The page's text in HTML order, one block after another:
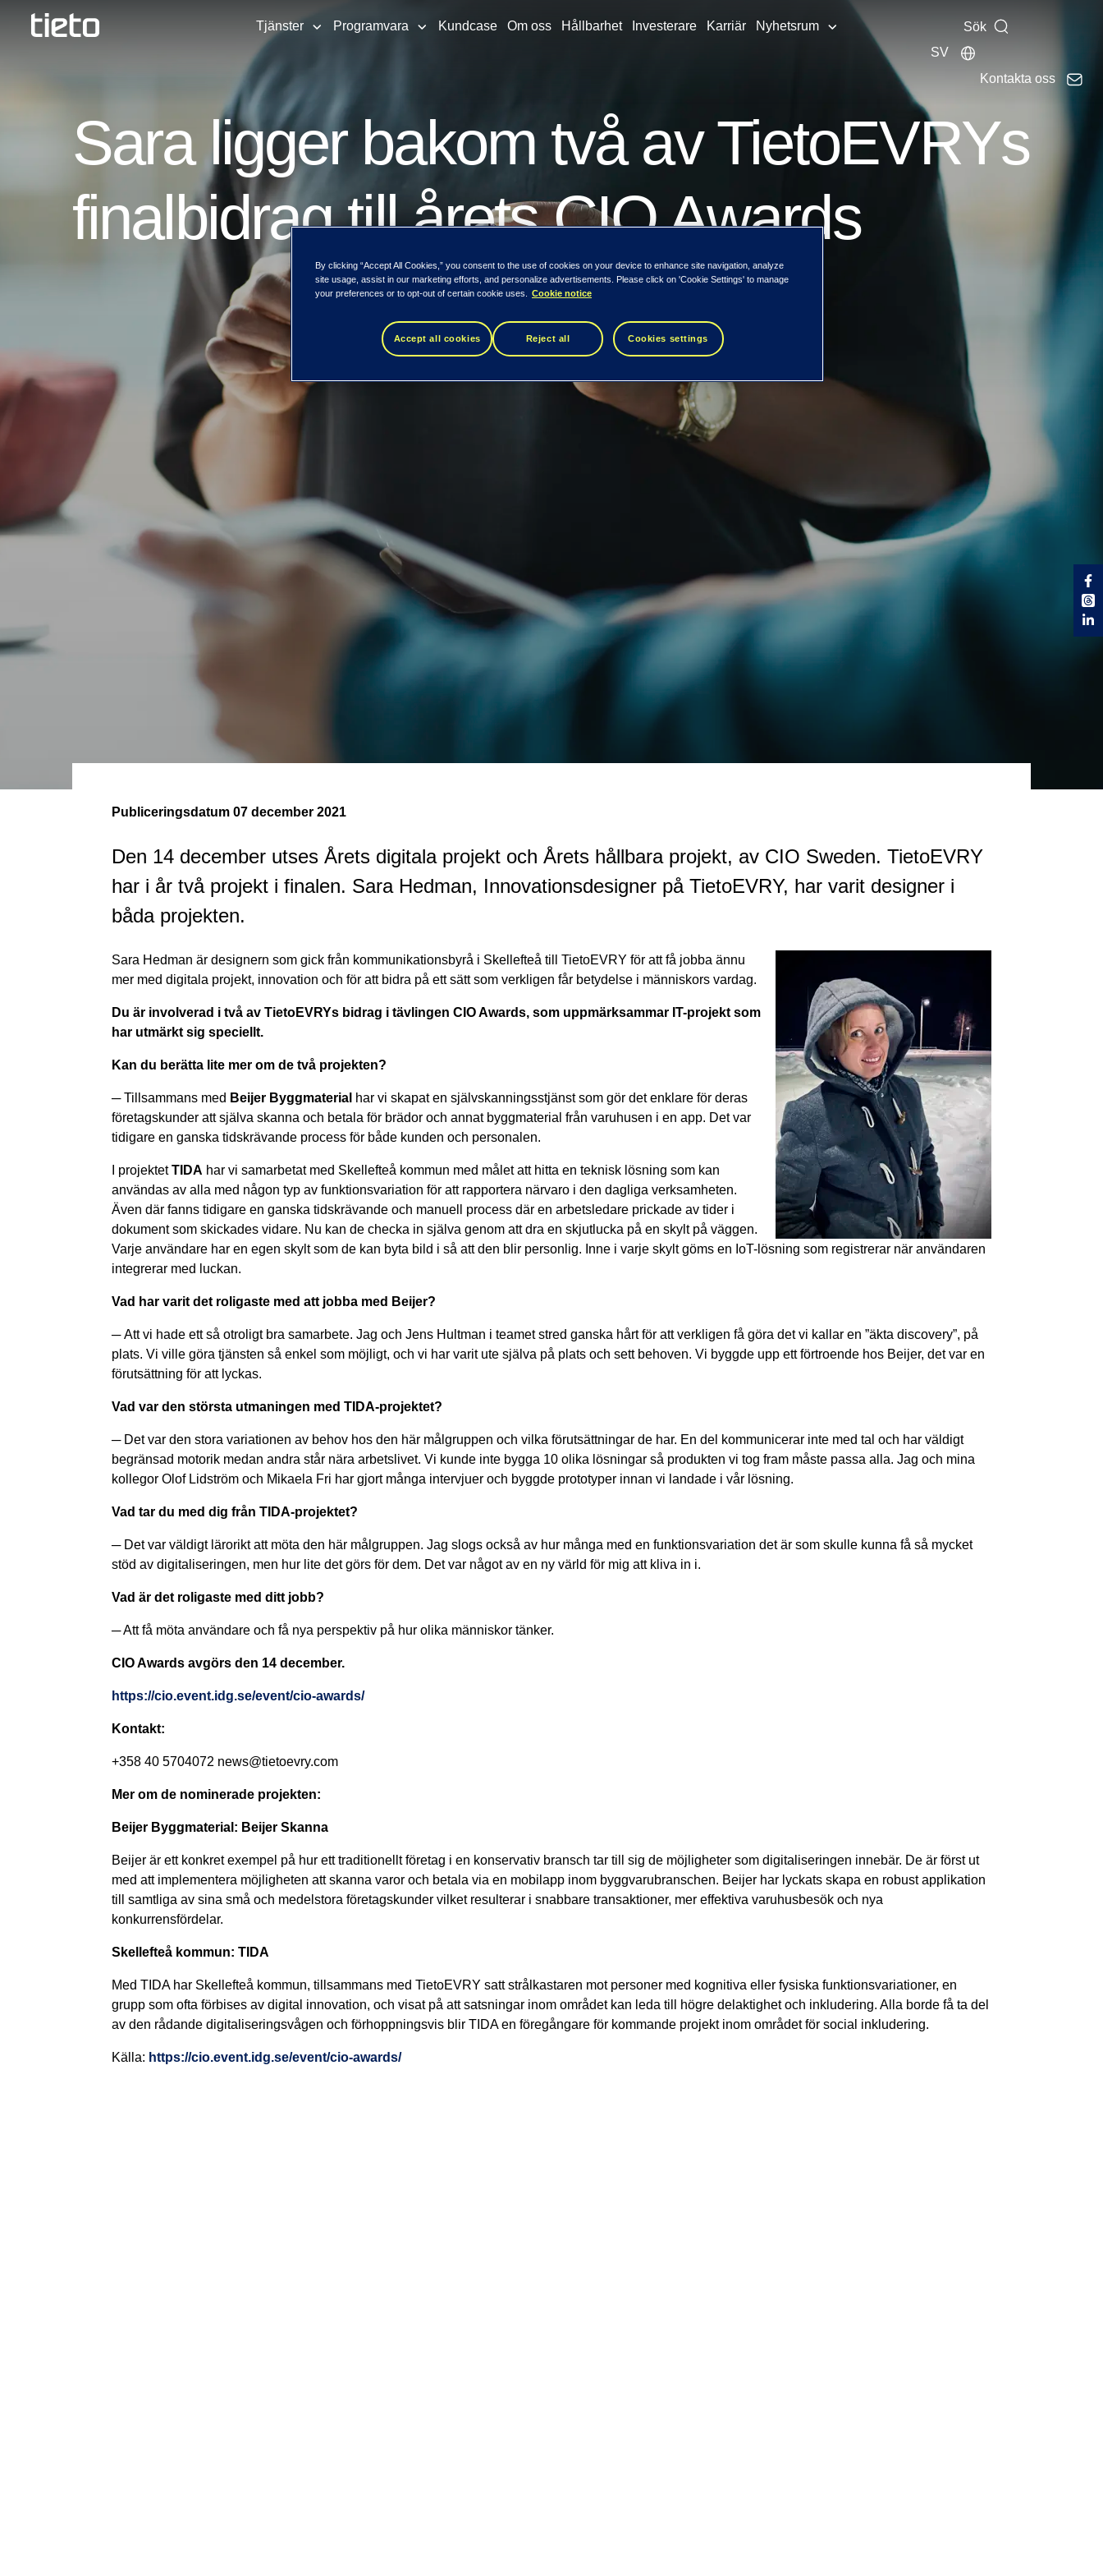
Tjänster Programvara Kundcase Om oss Hållbarhet Investerare Karriär Nyhetsrum
Sök
SV
Kontakta oss
Sara ligger bakom två av TietoEVRYs
finalbidrag till årets CIO Awards
Publiceringsdatum 07 december 2021
Den 14 december utses Årets digitala projekt och Årets hållbara projekt, av CIO Sweden. TietoEVRY
har i år två projekt i finalen. Sara Hedman, Innovationsdesigner på TietoEVRY, har varit designer i
båda projekten.
Sara Hedman är designern som gick från kommunikationsbyrå i Skellefteå till TietoEVRY för att få jobba ännu
mer med digitala projekt, innovation och för att bidra på ett sätt som verkligen får betydelse i människors vardag.
Du är involverad i två av TietoEVRYs bidrag i tävlingen CIO Awards, som uppmärksammar IT-projekt som
har utmärkt sig speciellt.
Kan du berätta lite mer om de två projekten?
─Tillsammans med Beijer Byggmaterial har vi skapat en självskanningsstjänst som gör det enklare för deras
företagskunder att själva skanna och betala för brädor och annat byggmaterial från varuhusen i en app. Det var
tidigare en ganska tidskrävande process för både kunden och personalen.
I projektetTIDA har vi samarbetat med Skellefteå kommun med målet att hitta en teknisk lösning som kan
användas av alla med någon typ av funktionsvariation för att rapportera närvaro i den dagliga verksamheten.
Även där fanns tidigare en ganska tidskrävande och manuell process där en arbetsledare prickade av tider i
dokument som skickades vidare. Nu kan de checka in själva genom att dra en skjutlucka på en skylt på väggen.
Varje användare har en egen skylt som de kan byta bild i så att den blir personlig. Inne i varje skylt göms en IoT-lösning som registrerar när användaren
integrerar med luckan.
Vad har varit det roligaste med att jobba med Beijer?
─Att vi hade ett så otroligt bra samarbete. Jag och Jens Hultman i teamet stred ganska hårt för att verkligen få göra det vi kallar en ”äkta discovery”, på
plats. Vi ville göra tjänsten så enkel som möjligt, och vi har varit ute själva på plats och sett behoven. Vi byggde upp ett förtroende hos Beijer, det var en
förutsättning för att lyckas.
Vad var den största utmaningen med TIDA-projektet?
─ Det var den stora variationen av behov hos den här målgruppen och vilka förutsättningar de har. En del kommunicerar inte med tal och har väldigt
begränsad motorik medan andra står nära arbetslivet. Vi kunde inte bygga 10 olika lösningar så produkten vi tog fram måste passa alla. Jag och mina
kollegor Olof Lidström och Mikaela Fri har gjort många intervjuer och byggde prototyper innan vi landade i vår lösning.
Vad tar du med dig från TIDA-projektet?
─ Det var väldigt lärorikt att möta den här målgruppen. Jag slogs också av hur många med en funktionsvariation det är som skulle kunna få så mycket
stöd av digitaliseringen, men hur lite det görs för dem. Det var något av en ny värld för mig att kliva in i.
Vad är det roligaste med ditt jobb?
─ Att få möta användare och få nya perspektiv på hur olika människor tänker.
CIO Awards avgörs den 14 december.
https://cio.event.idg.se/event/cio-awards/
Kontakt:
+358 40 5704072 news@tietoevry.com
Mer om de nominerade projekten:
Beijer Byggmaterial: Beijer Skanna
Beijer är ett konkret exempel på hur ett traditionellt företag i en konservativ bransch tar till sig de möjligheter som digitaliseringen innebär. De är först ut
med att implementera möjligheten att skanna varor och betala via en mobilapp inom byggvarubranschen. Beijer har lyckats skapa en robust applikation
till samtliga av sina små och medelstora företagskunder vilket resulterar i snabbare transaktioner, mer effektiva varuhusbesök och nya
konkurrensfördelar.
Skellefteå kommun: TIDA
Med TIDA har Skellefteå kommun, tillsammans med TietoEVRY satt strålkastaren mot personer med kognitiva eller fysiska funktionsvariationer, en
grupp som ofta förbises av digital innovation, och visat på att satsningar inom området kan leda till högre delaktighet och inkludering. Alla borde få ta del
av den rådande digitaliseringsvågen och förhoppningsvis blir TIDA en föregångare för kommande projekt inom området för social inkludering.
Källa: https://cio.event.idg.se/event/cio-awards/
By clicking “Accept All Cookies,” you consent to the use of cookies on your device to enhance site navigation, analyze
site usage, assist in our marketing efforts, and personalize advertisements. Please click on 'Cookie Settings' to manage
your preferences or to opt-out of certain cookie uses.
Cookie notice
Accept all cookies Reject all Cookies settings